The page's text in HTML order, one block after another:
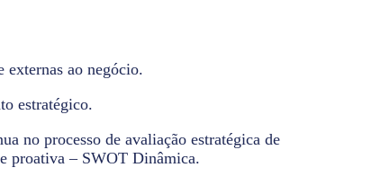
externas ao negócio.
estratégico.
no processo de avaliação estratégica de
proativa – SWOT Dinâmica.